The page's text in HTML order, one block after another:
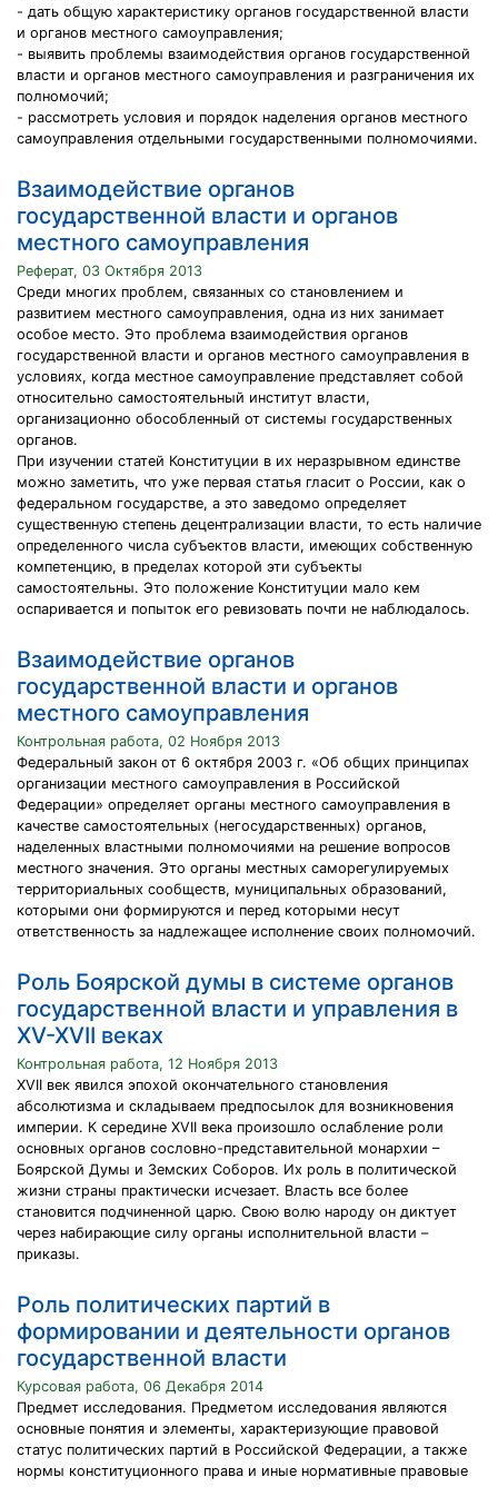
- дать общую характеристику органов государственной власти
и органов местного самоуправления;
- выявить проблемы взаимодействия органов государственной
власти и органов местного самоуправления и разграничения их
полномочий;
- рассмотреть условия и порядок наделения органов местного
самоуправления отдельными государственными полномочиями.
Взаимодействие органов
государственной власти и органов
местного самоуправления
Реферат, 03 Октября 2013
Среди многих проблем, связанных со становлением и
развитием местного самоуправления, одна из них занимает
особое место. Это проблема взаимодействия органов
государственной власти и органов местного самоуправления в
условиях, когда местное самоуправление представляет собой
относительно самостоятельный институт власти,
организационно обособленный от системы государственных
органов.
При изучении статей Конституции в их неразрывном единстве
можно заметить, что уже первая статья гласит о России, как о
федеральном государстве, а это заведомо определяет
существенную степень децентрализации власти, то есть наличие
определенного числа субъектов власти, имеющих собственную
компетенцию, в пределах которой эти субъекты
самостоятельны. Это положение Конституции мало кем
оспаривается и попыток его ревизовать почти не наблюдалось.
Взаимодействие органов
государственной власти и органов
местного самоуправления
Контрольная работа, 02 Ноября 2013
Федеральный закон от 6 октября 2003 г. «Об общих принципах
организации местного самоуправления в Российской
Федерации» определяет органы местного самоуправления в
качестве самостоятельных (негосударственных) органов,
наделенных властными полномочиями на решение вопросов
местного значения. Это органы местных саморегулируемых
территориальных сообществ, муниципальных образований,
которыми они формируются и перед которыми несут
ответственность за надлежащее исполнение своих полномочий.
Роль Боярской думы в системе органов
государственной власти и управления в
XV-XVII веках
Контрольная работа, 12 Ноября 2013
XVII век явился эпохой окончательного становления
абсолютизма и складываем предпосылок для возникновения
империи. К середине XVII века произошло ослабление роли
основных органов сословно-представительной монархии –
Боярской Думы и Земских Соборов. Их роль в политической
жизни страны практически исчезает. Власть все более
становится подчиненной царю. Свою волю народу он диктует
через набирающие силу органы исполнительной власти –
приказы.
Роль политических партий в
формировании и деятельности органов
государственной власти
Курсовая работа, 06 Декабря 2014
Предмет исследования. Предметом исследования являются
основные понятия и элементы, характеризующие правовой
статус политических партий в Российской Федерации, а также
нормы конституционного права и иные нормативные правовые